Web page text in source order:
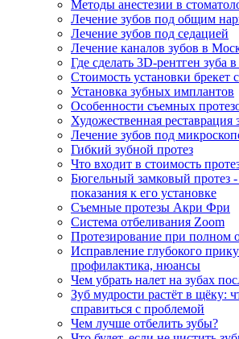
Методы анестезии в
Лечение зубов под общим
Лечение зубов под седацией
Лечение каналов зубов в
Где сделать 3D-рентген зуба
Стоимость установки брекет
Установка зубных имплантов
Особенности съемных
Художественная реставрация
Лечение зубов под
Гибкий зубной протез
Что входит в стоимость
Бюгельный замковый протез -
показания к его установке
Съемные протезы Акри Фри
Система отбеливания Zoom
Протезирование при полном
Исправление глубокого
профилактика, нюансы
Чем убрать налет на зубах
Зуб мудрости растёт в щёку:
справиться с проблемой
Чем лучше отбелить зубы?